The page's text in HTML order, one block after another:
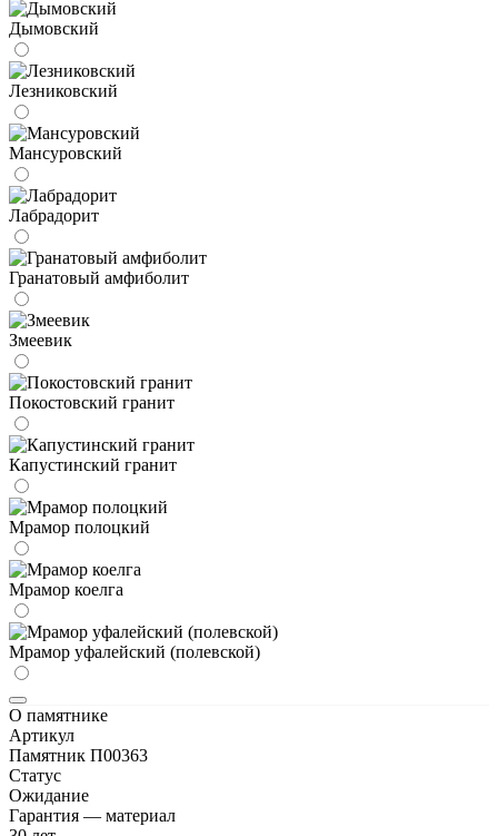
Дымовский
Лезниковский
Мансуровский
Лабрадорит
Гранатовый амфиболит
Змеевик
Покостовский гранит
Капустинский гранит
Мрамор полоцкий
Мрамор коелга
Мрамор уфалейский (полевской)
О памятнике
Артикул
Памятник П00363
Статус
Ожидание
Гарантия — материал